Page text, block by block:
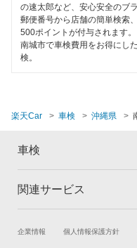
宜野湾市
国頭郡
名護市
那覇市
早割りあり
クレジットカードOK
代車あり
ハイブリッド車OK
EV車OK
120分以内の車検
車検のコバック
出光興産「らくらく安心車検
安心WE！車検
の速太郎など、安心安全のブ
郵便番号から店舗の簡単検索
500ポイントが付与されます。
南城市で車検費用をお得にし
検。
楽天Car 車検 沖縄県
車検
トップ
車検の基礎知識
関連サービス
試乗・商談
企業情報 個人情報保護方針